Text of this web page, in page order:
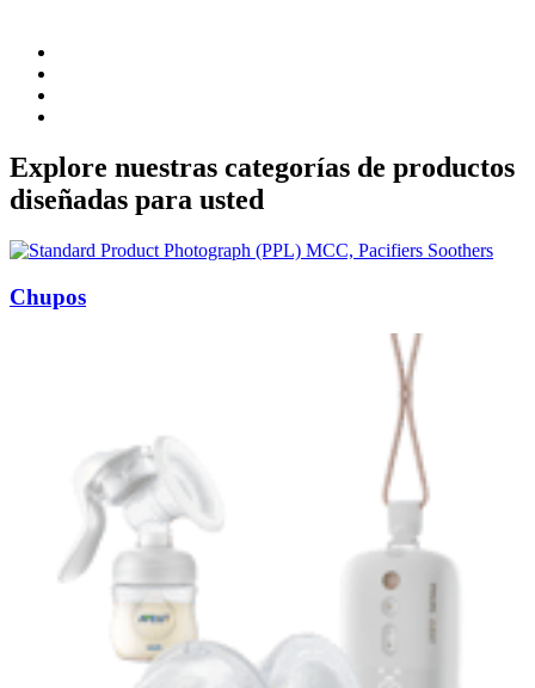
Explore nuestras categorías de productos
diseñadas para usted
Chupos